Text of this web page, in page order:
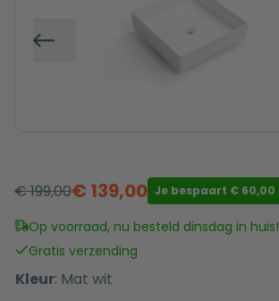
Vorige
€199,00
Oorspronkelijke
prijs
was:
€ 199,00.
€ 139,00
Huidige
prijs
is:
€ 139,00.
Je bespaart € 60,00
Op voorraad, nu besteld dinsdag in huis!
Gratis verzending
Kleur: Mat wit